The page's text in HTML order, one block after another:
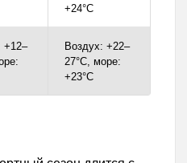
+24°C
+12–
Воздух: +22–
27°C, море:
+23°C